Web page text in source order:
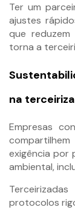
Ter um
ajustes
que
torna a
na
Empresas
exigência por
ambiental,
protocolos